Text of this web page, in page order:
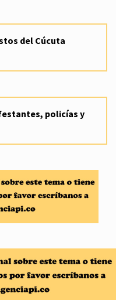
del Cúcuta
policías y